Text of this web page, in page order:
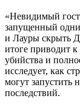
«Невидимый
запущенный
и Лауры скрыть
итоге приводит
убийства и
исследует, как
могут запустить
последствий.